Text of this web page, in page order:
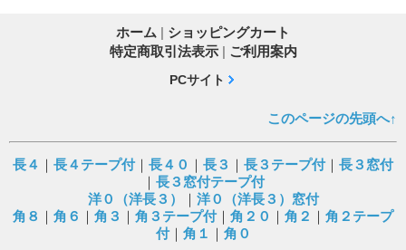
ホーム | ショッピングカート
特定商取引法表示 | ご利用案内
PCサイト
このページの先頭へ↑
長４ ｜ 長４テープ付｜ 長４０ ｜ 長３ ｜ 長３テープ付｜ 長３窓付
｜ 長３窓付テープ付
洋０（洋長３）
｜ 洋０（洋長３）窓付
角８ ｜ 角６ ｜ 角３ ｜ 角３テープ付｜ 角２０ ｜ 角２ ｜ 角２テープ
付｜ 角１ ｜ 角０